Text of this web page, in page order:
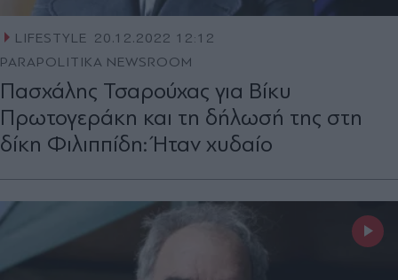
LIFESTYLE
20.12.2022 12:12
PARAPOLITIKA NEWSROOM
Πασχάλης Τσαρούχας για Βίκυ
Πρωτογεράκη και τη δήλωσή της στη
δίκη Φιλιππίδη: Ήταν χυδαίο